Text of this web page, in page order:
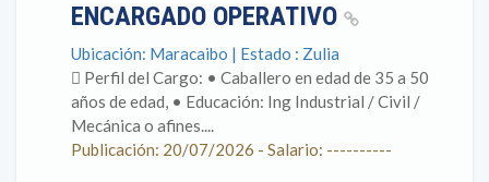
ENCARGADO OPERATIVO
Ubicación: Maracaibo | Estado : Zulia
 Perfil del Cargo: • Caballero en edad de 35 a 50
años de edad, • Educación: Ing Industrial / Civil /
Mecánica o afines....
Publicación: 20/07/2026 - Salario: ----------